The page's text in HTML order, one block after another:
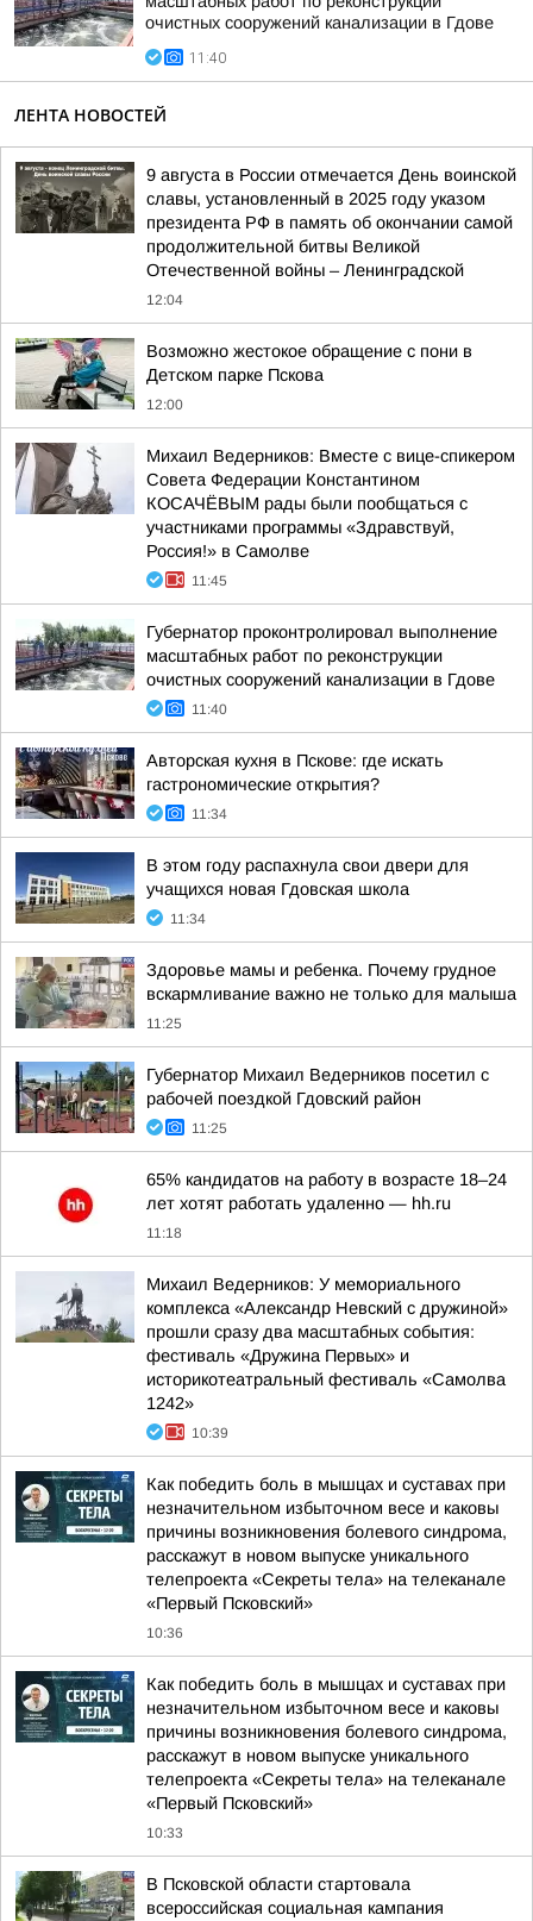
очистных сооружений канализации в Гдове
11:40
ЛЕНТА НОВОСТЕЙ
9 августа в России отмечается День воинской
славы, установленный в 2025 году указом
президента РФ в память об окончании самой
продолжительной битвы Великой
Отечественной войны – Ленинградской
12:04
Возможно жестокое обращение с пони в
Детском парке Пскова
12:00
Михаил Ведерников: Вместе с вице-спикером
Совета Федерации Константином
КОСАЧЁВЫМ рады были пообщаться с
участниками программы «Здравствуй,
Россия!» в Самолве
11:45
Губернатор проконтролировал выполнение
масштабных работ по реконструкции
очистных сооружений канализации в Гдове
11:40
Авторская кухня в Пскове: где искать
гастрономические открытия?
11:34
В этом году распахнула свои двери для
учащихся новая Гдовская школа
11:34
Здоровье мамы и ребенка. Почему грудное
вскармливание важно не только для малыша
11:25
Губернатор Михаил Ведерников посетил с
рабочей поездкой Гдовский район
11:25
65% кандидатов на работу в возрасте 18–24
лет хотят работать удаленно — hh.ru
11:18
Михаил Ведерников: У мемориального
комплекса «Александр Невский с дружиной»
прошли сразу два масштабных события:
фестиваль «Дружина Первых» и
историкотеатральный фестиваль «Самолва
1242»
10:39
Как победить боль в мышцах и суставах при
незначительном избыточном весе и каковы
причины возникновения болевого синдрома,
расскажут в новом выпуске уникального
телепроекта «Секреты тела» на телеканале
«Первый Псковский»
10:36
Как победить боль в мышцах и суставах при
незначительном избыточном весе и каковы
причины возникновения болевого синдрома,
расскажут в новом выпуске уникального
телепроекта «Секреты тела» на телеканале
«Первый Псковский»
10:33
В Псковской области стартовала
всероссийская социальная кампания